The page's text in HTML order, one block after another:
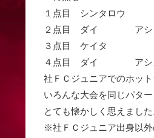
１点目 シンタロウ
２点目 ダイ アシ
３点目 ケイタ
４点目 ダイ アシ
社ＦＣジュニアでのホッ
いろんな大会を同じパタ
とても懐かしく思えました
※社ＦＣジュニア出身以外